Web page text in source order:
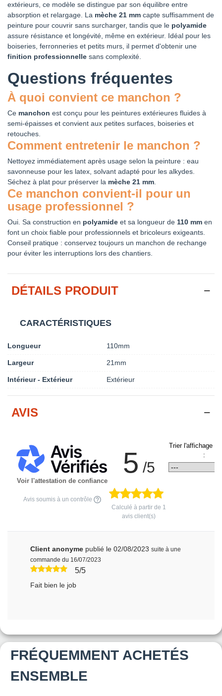
extérieurs, ce modèle se distingue par son équilibre entre
absorption et relargage. La mèche 21 mm capte suffisamment de
peinture pour couvrir sans surcharger, tandis que le polyamide
assure résistance et longévité, même en extérieur. Idéal pour les
boiseries, ferronneries et petits murs, il permet d'obtenir une
finition professionnelle sans complexité.
Questions fréquentes
À quoi convient ce manchon ?
Ce manchon est conçu pour les peintures extérieures fluides à
semi-épaisses et convient aux petites surfaces, boiseries et
retouches.
Comment entretenir le manchon ?
Nettoyez immédiatement après usage selon la peinture : eau
savonneuse pour les latex, solvant adapté pour les alkydes.
Séchez à plat pour préserver la mèche 21 mm
Ce manchon convient-il pour un
usage professionnel ?
Oui. Sa construction en polyamide et sa longueur de 110 mm en
font un choix fiable pour professionnels et bricoleurs exigeants.
Conseil pratique : conservez toujours un manchon de rechange
pour éviter les interruptions lors des chantiers.
DÉTAILS PRODUIT
CARACTÉRISTIQUES
Longueur 110mm
Largeur 21mm
Intérieur - Extérieur Extérieur
AVIS
Voir l'attestation de confiance
Avis soumis à un contrôle
5 /5
Calculé à partir de 1
avis client(s)
Trier l'affichage
:
Client anonyme publié le 02/08/2023 suite à une
commande du 16/07/2023
5/5
Fait bien le job
FRÉQUEMMENT ACHETÉS
ENSEMBLE